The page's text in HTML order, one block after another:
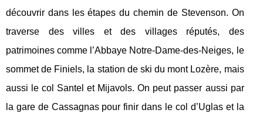
découvrir dans les étapes du chemin de Stevenson. On
traverse des villes et des villages réputés, des
patrimoines comme l’Abbaye Notre-Dame-des-Neiges, le
sommet de Finiels, la station de ski du mont Lozère, mais
aussi le col Santel et Mijavols. On peut passer aussi par
la gare de Cassagnas pour finir dans le col d’Uglas et la